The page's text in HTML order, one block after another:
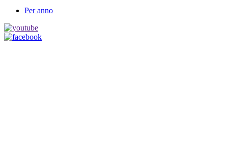
Per anno